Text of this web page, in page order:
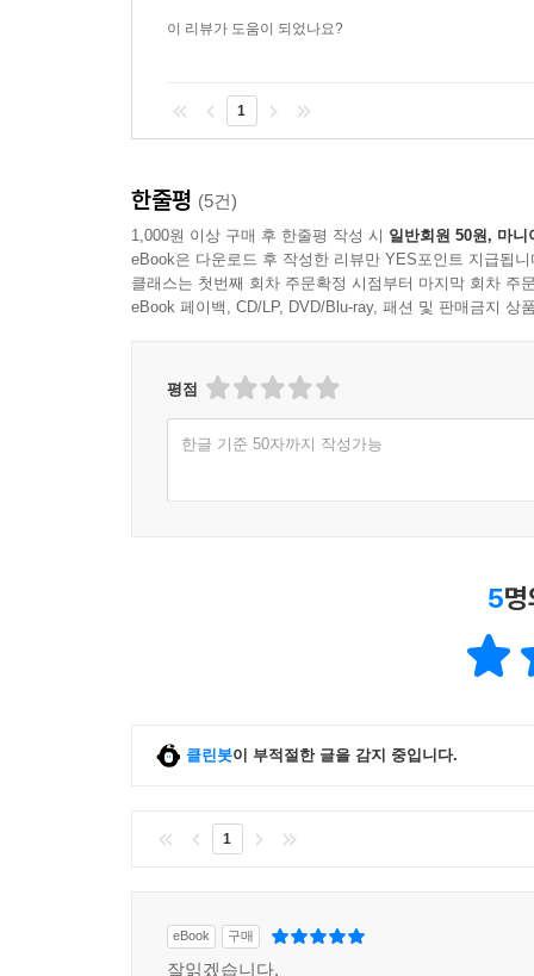
이 리뷰가 도움이 되었나요?
1
한줄평 (5건)
1,000원 이상 구매 후 한줄평 작성 시 일반회원 50원, 마니
eBook은 다운로드 후 작성한 리뷰만 YES포인트 지급됩니
클래스는 첫번째 회차 주문확정 시점부터 마지막 회차 주
eBook 페이백, CD/LP, DVD/Blu-ray, 패션 및 판매금지 상
평점
한글 기준 50자까지 작성가능
5
클린봇이 부적절한 글을 감지 중입니다.
1
eBook 구매
잘읽겠습니다.